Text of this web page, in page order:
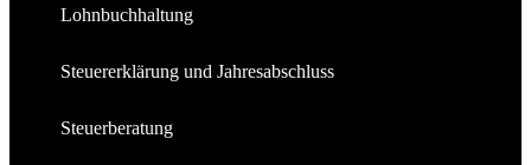
Lohnbuchhaltung
Steuererklärung und Jahresabschluss
Steuerberatung